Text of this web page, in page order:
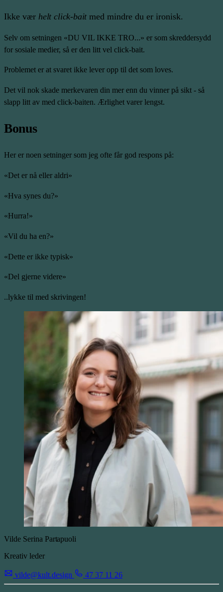
Ikke vær helt click-baitmed mindre du er ironisk.
Selv om setningen «DU VIL IKKE TRO...» er som skreddersydd
for sosiale medier, så er den litt vel click-bait.
Problemet er at svaret ikke lever opp til det som loves.
Det vil nok skade merkevaren din mer enn du vinner på sikt - så
slapp litt av med click-baiten. Ærlighet varer lengst.
Bonus
Her er noen setninger som jeg ofte får god respons på:
«Det er nå eller aldri»
«Hva synes du?»
«Hurra!»
«Vil du ha en?»
«Dette er ikke typisk»
«Del gjerne videre»
..lykke til med skrivingen!
Vilde Serina Partapuoli
Kreativ leder
vilde@kult.design 47 37 11 26